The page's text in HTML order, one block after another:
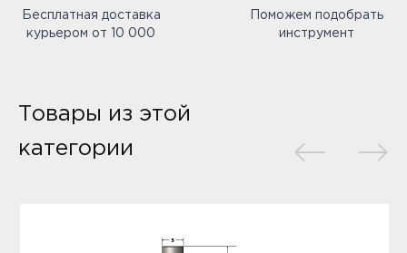
Бесплатная доставка
курьером от 10 000
Поможем подобрать
инструмент
Товары из этой
категории